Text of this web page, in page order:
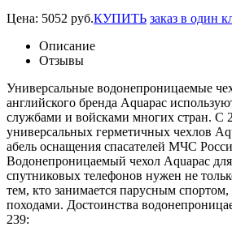
Цена: 5052 руб.КУПИТЬ заказ в один
Описание
Отзывы
Универсальные водонепроницаемые
английского бренда Aquapac
службами и войсками многих стран. С
универсальных герметичных чехлов
абель оснащения спасателей МЧС
Водонепроницаемый чехол Aquapac
спутниковых телефонов нужен не
тем, кто занимается парусным
походами. Достоинства
239: